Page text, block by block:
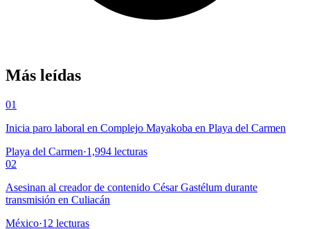
Más leídas
01
Inicia paro laboral en Complejo Mayakoba en Playa del Carmen
Playa del Carmen·1,994 lecturas
02
Asesinan al creador de contenido César Gastélum durante
transmisión en Culiacán
México·12 lecturas